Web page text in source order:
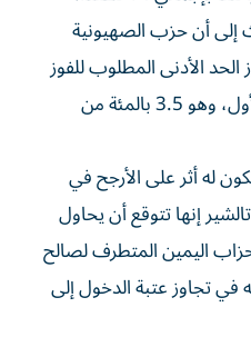
إلى أن حزب الصهيونية
الأدنى المطلوب للفوز
بأي مقاعد في أكتوبر/ تشرين الأول، وهو 3.5 بالمئة من
له أثر على الأرجح في
إنها تتوقع أن يحاول
اليمين المتطرف لصالح
تجاوز عتبة الدخول إلى